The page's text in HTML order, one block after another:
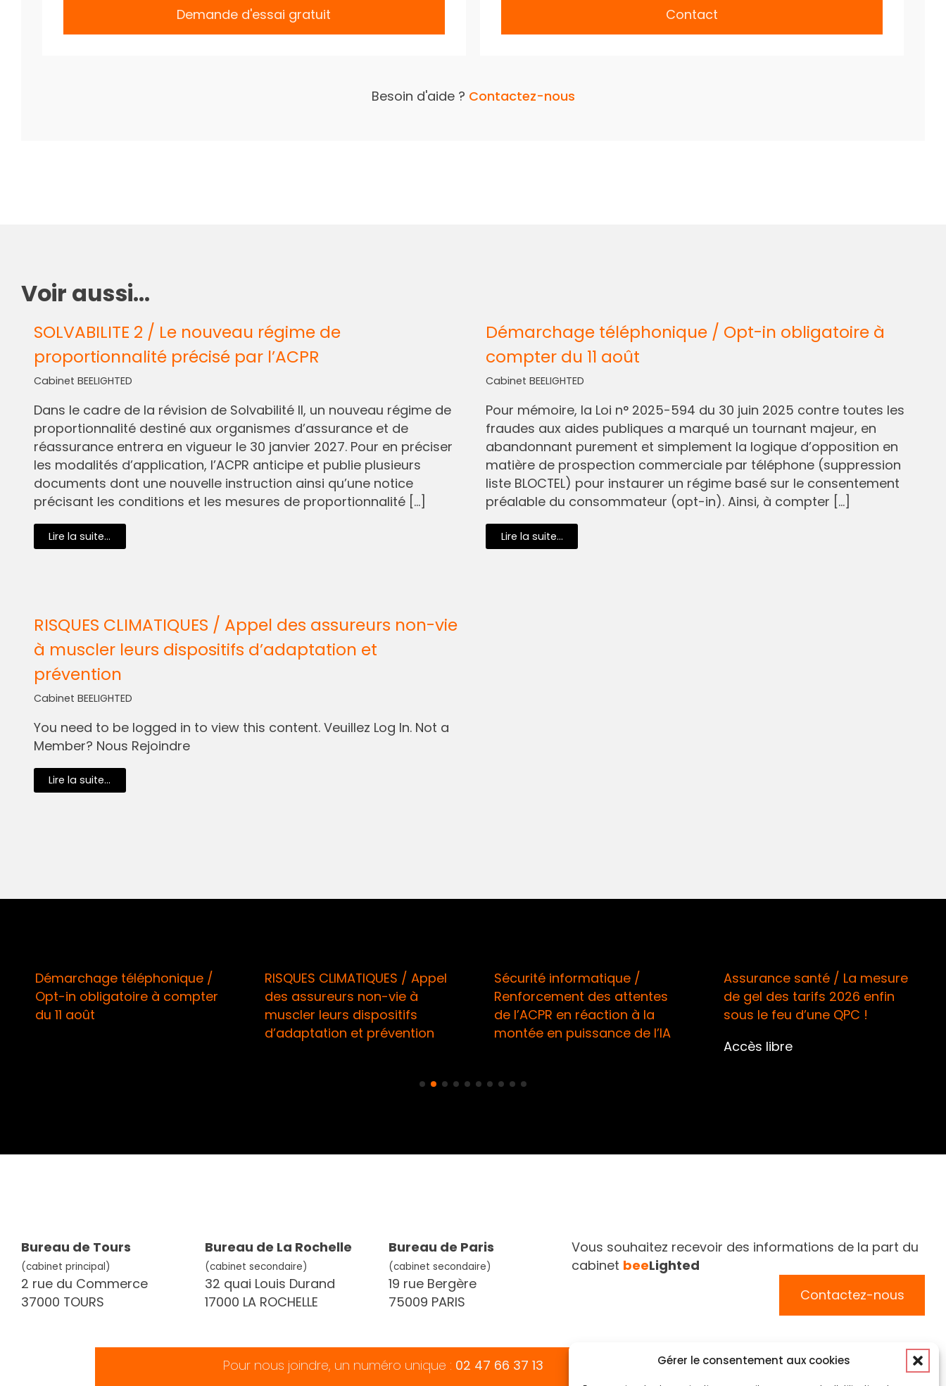
Gérer le consentement aux cookies
Demande d'essai gratuit
Contact
Besoin d'aide ? Contactez-nous
Voir aussi...
SOLVABILITE 2 / Le nouveau régime de
proportionnalité précisé par l’ACPR
Cabinet BEELIGHTED
Dans le cadre de la révision de Solvabilité II, un nouveau régime de
proportionnalité destiné aux organismes d’assurance et de
réassurance entrera en vigueur le 30 janvier 2027. Pour en préciser
les modalités d’application, l’ACPR anticipe et publie plusieurs
documents dont une nouvelle instruction ainsi qu’une notice
précisant les conditions et les mesures de proportionnalité […]
Lire la suite...
Démarchage téléphonique / Opt-in obligatoire à
compter du 11 août
Cabinet BEELIGHTED
Pour mémoire, la Loi n° 2025-594 du 30 juin 2025 contre toutes les
fraudes aux aides publiques a marqué un tournant majeur, en
abandonnant purement et simplement la logique d’opposition en
matière de prospection commerciale par téléphone (suppression
liste BLOCTEL) pour instaurer un régime basé sur le consentement
préalable du consommateur (opt-in). Ainsi, à compter […]
Lire la suite...
RISQUES CLIMATIQUES / Appel des assureurs non-vie
à muscler leurs dispositifs d’adaptation et
prévention
Cabinet BEELIGHTED
You need to be logged in to view this content. Veuillez Log In. Not a
Member? Nous Rejoindre
Lire la suite...
Démarchage téléphonique /
Opt-in obligatoire à compter
du 11 août
RISQUES CLIMATIQUES / Appel
des assureurs non-vie à
muscler leurs dispositifs
d’adaptation et prévention
Sécurité informatique /
Renforcement des attentes
de l’ACPR en réaction à la
montée en puissance de l’IA
Assurance santé / La mesure
de gel des tarifs 2026 enfin
sous le feu d’une QPC !
Accès libre
Bureau de Tours
(cabinet principal)
2 rue du Commerce
37000 TOURS
Bureau de La Rochelle
(cabinet secondaire)
32 quai Louis Durand
17000 LA ROCHELLE
Bureau de Paris
(cabinet secondaire)
19 rue Bergère
75009 PARIS
Vous souhaitez recevoir des informations de la part du
cabinet beeLighted
Contactez-nous
Pour nous joindre, un numéro unique : 02 47 66 37 13
Suivez-nous